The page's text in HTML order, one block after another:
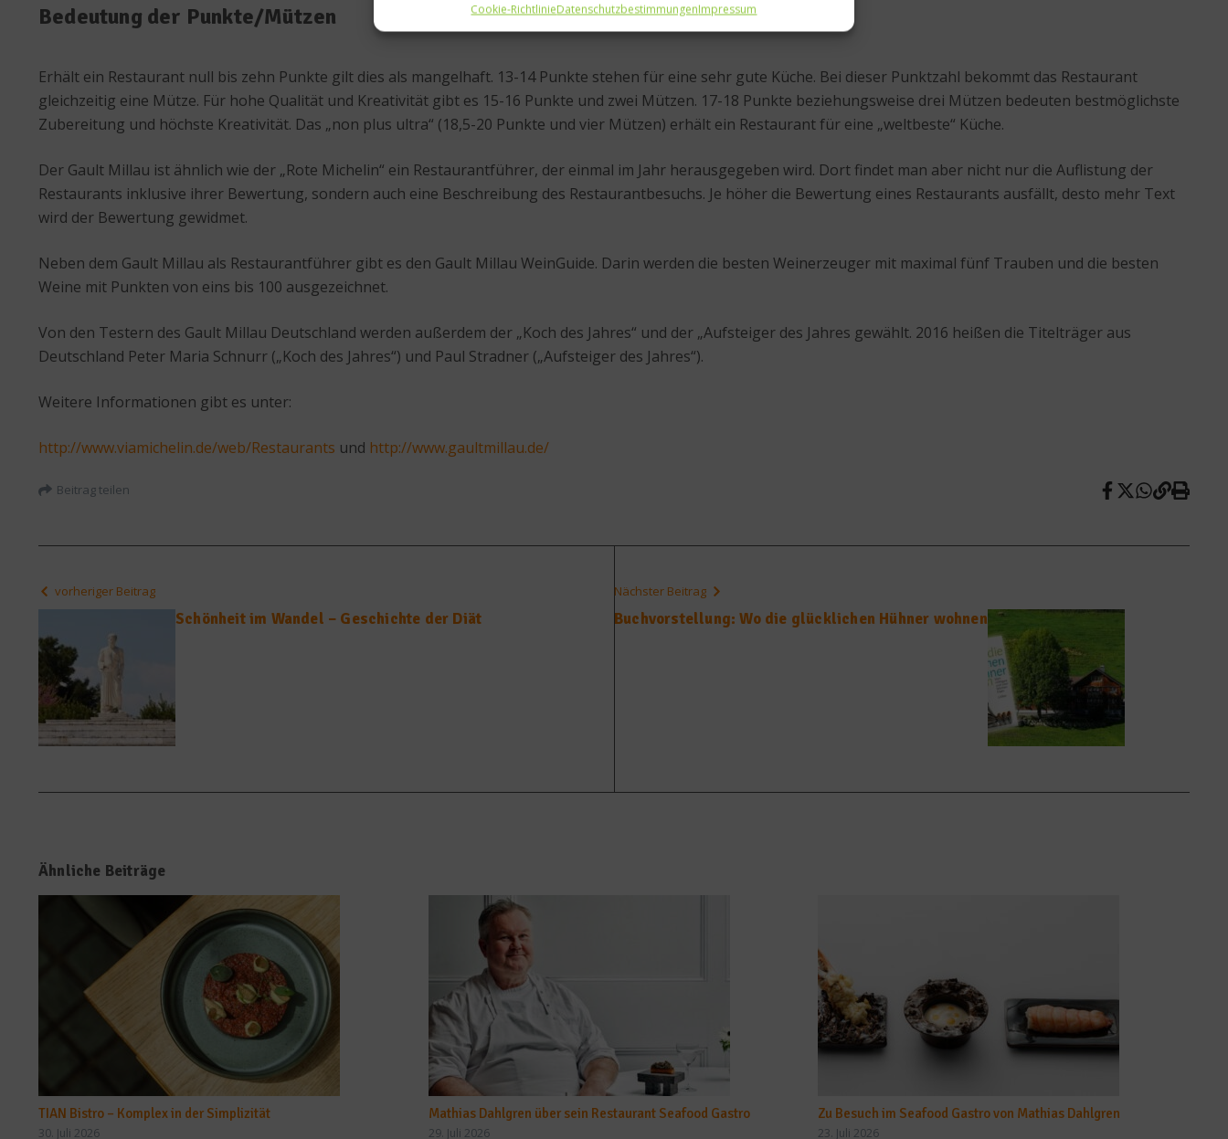
Cookie-RichtlinieDatenschutzbestimmungenImpressum
Bedeutung der Punkte/Mützen
Erhält ein Restaurant null bis zehn Punkte gilt dies als mangelhaft. 13-14 Punkte stehen für eine sehr gute Küche. Bei dieser Punktzahl bekommt das Restaurant
gleichzeitig eine Mütze. Für hohe Qualität und Kreativität gibt es 15-16 Punkte und zwei Mützen. 17-18 Punkte beziehungsweise drei Mützen bedeuten bestmöglichste
Zubereitung und höchste Kreativität. Das „non plus ultra“ (18,5-20 Punkte und vier Mützen) erhält ein Restaurant für eine „weltbeste“ Küche.
Der Gault Millau ist ähnlich wie der „Rote Michelin“ ein Restaurantführer, der einmal im Jahr herausgegeben wird. Dort findet man aber nicht nur die Auflistung der
Restaurants inklusive ihrer Bewertung, sondern auch eine Beschreibung des Restaurantbesuchs. Je höher die Bewertung eines Restaurants ausfällt, desto mehr Text
wird der Bewertung gewidmet.
Neben dem Gault Millau als Restaurantführer gibt es den Gault Millau WeinGuide. Darin werden die besten Weinerzeuger mit maximal fünf Trauben und die besten
Weine mit Punkten von eins bis 100 ausgezeichnet.
Von den Testern des Gault Millau Deutschland werden außerdem der „Koch des Jahres“ und der „Aufsteiger des Jahres gewählt. 2016 heißen die Titelträger aus
Deutschland Peter Maria Schnurr („Koch des Jahres“) und Paul Stradner („Aufsteiger des Jahres“).
Weitere Informationen gibt es unter:
http://www.viamichelin.de/web/Restaurants und http://www.gaultmillau.de/
Beitrag teilen
vorheriger Beitrag
Schönheit im Wandel – Geschichte der Diät
Nächster Beitrag
Buchvorstellung: Wo die glücklichen Hühner wohnen
Ähnliche Beiträge
TIAN Bistro – Komplex in der Simplizität
30. Juli 2026
Mathias Dahlgren über sein Restaurant Seafood Gastro
29. Juli 2026
Zu Besuch im Seafood Gastro von Mathias Dahlgren
23. Juli 2026